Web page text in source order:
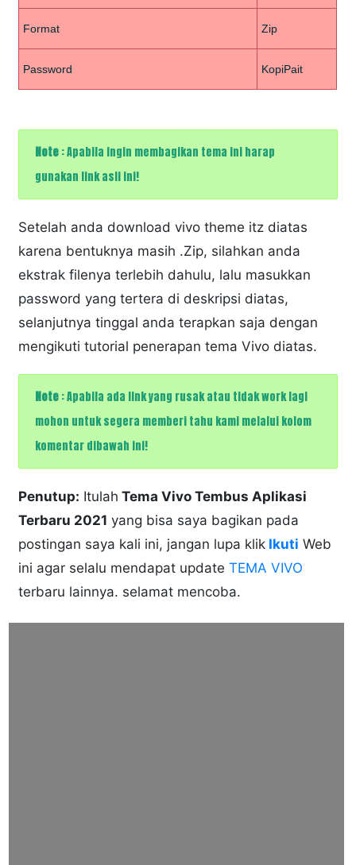
Format Zip
Password KopiPait
Note:Apabila ingin membagikan tema ini harap
gunakan link asli ini!
Setelah anda download vivo theme itz diatas
karena bentuknya masih .Zip, silahkan anda
ekstrak filenya terlebih dahulu, lalu masukkan
password yang tertera di deskripsi diatas,
selanjutnya tinggal anda terapkan saja dengan
mengikuti tutorial penerapan tema Vivo diatas.
Note: Apabila ada link yang rusak atau tidak work lagi
mohon untuk segera memberi tahu kami melalui kolom
komentar dibawah ini!
Penutup: Itulah Tema Vivo Tembus Aplikasi
Terbaru 2021 yang bisa saya bagikan pada
postingan saya kali ini, jangan lupa klik Ikuti Web
ini agar selalu mendapat updateTEMA VIVO
terbaru lainnya. selamat mencoba.